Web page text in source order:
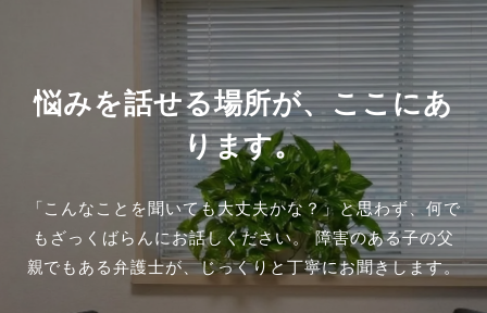
悩みを話せる場所が、ここにあ
ります。
「こんなことを聞いても大丈夫かな？」と思わず、何で
もざっくばらんにお話しください。障害のある子の父
親でもある弁護士が、じっくりと丁寧にお聞きします。